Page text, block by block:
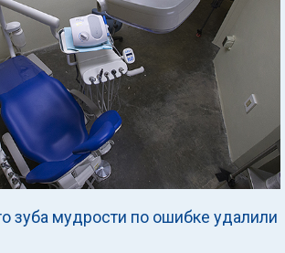
зуба мудрости по ошибке удалили